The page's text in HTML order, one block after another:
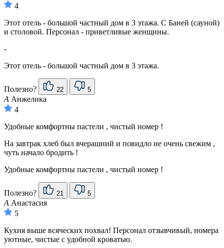
4
Этот отель - большой частный дом в 3 этажа. С Баней (сауной)
и столовой. Персонал - приветливые женщины.
-
Этот отель - большой частный дом в 3 этажа.
Полезно? 22 5
А Анжелика
4
Удобные комфортны пастели , чистый номер !
На завтрак хлеб был вчерашний и повидло не очень свежим ,
чуть начало бродить !
Удобные комфортны пастели , чистый номер !
Полезно? 21 5
А Анастасия
5
Кухня выше всяческих похвал! Персонал отзывчивый, номера
уютные, чистые с удобной кроватью.